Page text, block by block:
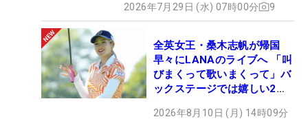
2026年7月29日 (水) 07時00分 9
全英女王・桑木志帆が帰国
早々にLANAのライブへ 「叫
びまくって歌いまくって」バ
ックステージでは嬉しい2シ
2026年8月10日 (月) 14時09分